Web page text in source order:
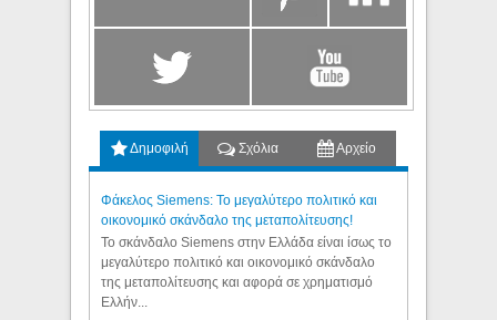
Δημοφιλή Σχόλια Αρχείο
Φάκελος Siemens: Το μεγαλύτερο πολιτικό και
οικονομικό σκάνδαλο της μεταπολίτευσης!
Το σκάνδαλο Siemens στην Ελλάδα είναι ίσως το
μεγαλύτερο πολιτικό και οικονομικό σκάνδαλο
της μεταπολίτευσης και αφορά σε χρηματισμό
Ελλήν...